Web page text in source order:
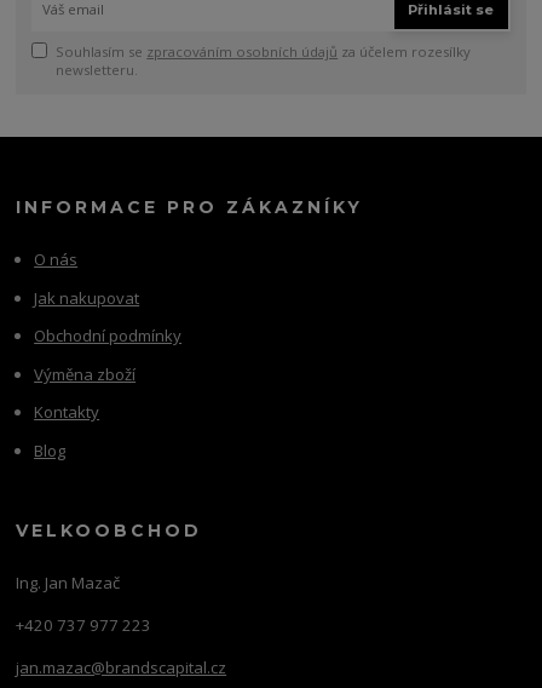
Přihlásit se
Souhlasím se zpracováním osobních údajů za účelem rozesílky
newsletteru.
INFORMACE PRO ZÁKAZNÍKY
O nás
Jak nakupovat
Obchodní podmínky
Výměna zboží
Kontakty
Blog
VELKOOBCHOD
Ing. Jan Mazač
+420 737 977 223
jan.mazac@brandscapital.cz